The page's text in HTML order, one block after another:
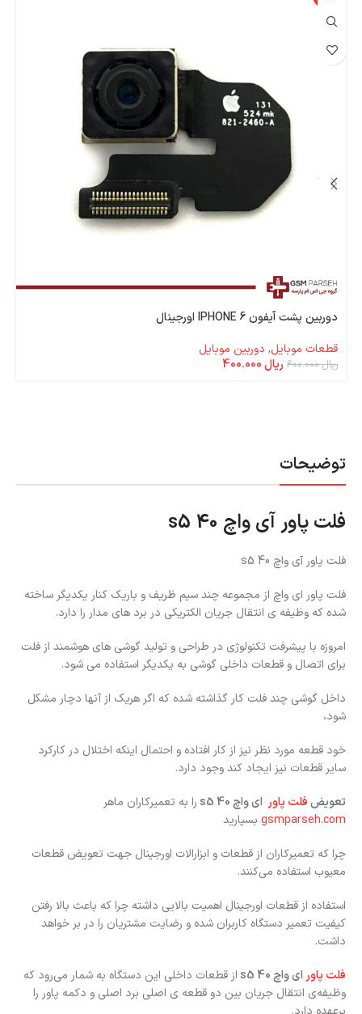
توضیحات
فلت پاور آی واچ s5 40
فلت پاور آی واچ s5 40
فلت پاور ای واچ از مجموعه چند سیم ظریف و باریک کنار یکدیگر ساخته
شده که وظیفه ی انتقال جریان الکتریکی در برد های مدار را دارد.
امروزه با پیشرفت تکنولوژی در طراحی و تولید گوشی های هوشمند از فلت
برای اتصال و قطعات داخلی گوشی به یکدیگر استفاده می شود.
داخل گوشی چند فلت کار گذاشته شده که اگر هریک از آنها دچار مشکل
شود،
خود قطعه مورد نظر نیز از کار افتاده و احتمال اینکه اختلال در کارکرد
سایر قطعات نیز ایجاد کند وجود دارد.
تعویضفلت پاور ای واچ s5 40
را به تعمیرکاران ماهر
gsmparseh.com بسپارید
چرا که تعمیرکاران از قطعات و ابزارالات اورجینال جهت تعویض قطعات
معیوب استفاده می‌کنند.
استفاده از قطعات اورجینال اهمیت بالایی داشته چرا که باعث بالا رفتن
کیفیت تعمیر دستگاه کاربران شده و رضایت مشتریان را در بر خواهد
داشت.
فلت پاور ای واچ s5 40
از قطعات داخلی این دستگاه به شمار می‌رود که
وظیفه‌ی انتقال جریان بین دو قطعه ی اصلی برد اصلی و دکمه پاور را
دوربین پشت آیفون IPHONE 6 اورجینال
قطعات موبایل, دوربین موبایل
ریال600.000 ریال